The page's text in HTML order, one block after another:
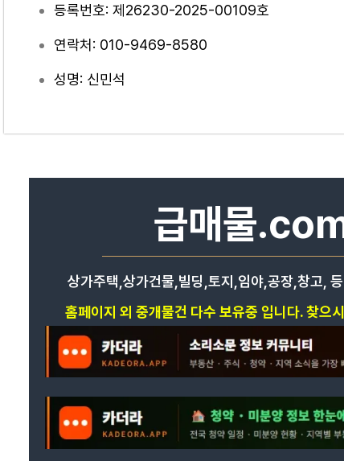
등록번호: 제26230-2025-00109호
연락처: 010-9469-8580
성명: 신민석
급매물
상가주택,상가건물,빌딩,토지,임야,공장,창고,
홈페이지 외 중개물건 다수 보유중 입니다. 찾으